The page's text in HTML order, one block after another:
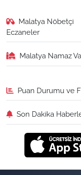
Malatya Nöbetçi
Eczaneler
Malatya Namaz
Puan Durumu ve
Son Dakika